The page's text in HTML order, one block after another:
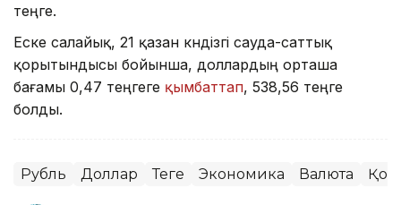
теңге.
Еске салайық, 21 қазан күндізгі сауда-саттық
қорытындысы бойынша, доллардың орташа
бағамы 0,47 теңгеге қымбаттап, 538,56 теңге
болды.
Рубль Доллар Теңге Экономика Валюта Қор